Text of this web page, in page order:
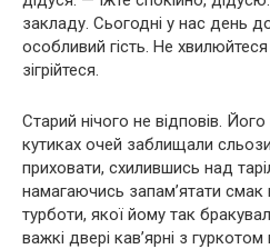
закладу. Сьогодні у нас день
особливий гість. Не
зігрійтеся.
Старий нічого не відповів.
кутиках очей заблищали
приховати, схилившись над
намагаючись запам’ятати
турботи, якої йому так
важкі двері кав’ярні з